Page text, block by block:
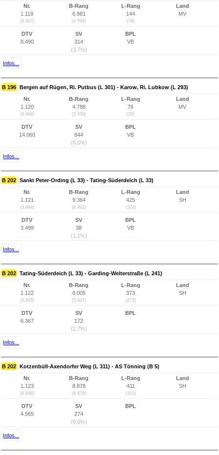
Nr.
1.119
(9.867)
B-Rang
6.981
(4.593)
L-Rang
144
(79)
Land
MV
DTV
8.490
SV
314
(3,7%)
BPL
VB
Infos...
B 196 Bergen auf Rügen, Ri. Putbus (L 301) - Karow, Ri. Lubkow (L 293)
Nr.
1.120
(9.868)
B-Rang
4.788
(2.430)
L-Rang
76
(20)
Land
MV
DTV
14.060
SV
844
(6,0%)
BPL
VB
Infos...
B 202 Sankt Peter-Ording (L 33) - Tating-Süderdeich (L 33)
Nr.
1.121
(9.944)
B-Rang
9.364
(6.962)
L-Rang
425
(324)
Land
SH
DTV
3.499
SV
38
(1,1%)
BPL
VB
Infos...
B 202 Tating-Süderdeich (L 33) - Garding-Welterstraße (L 241)
Nr.
1.122
(9.945)
B-Rang
8.005
(5.607)
L-Rang
373
(272)
Land
SH
DTV
6.367
SV
172
(2,7%)
BPL
Infos...
B 202 Kotzenbüll-Axendorfer Weg (L 311) - AS Tönning (B 5)
Nr.
1.123
(9.948)
B-Rang
8.878
(6.478)
L-Rang
411
(310)
Land
SH
DTV
4.565
SV
274
(6,0%)
BPL
Infos...